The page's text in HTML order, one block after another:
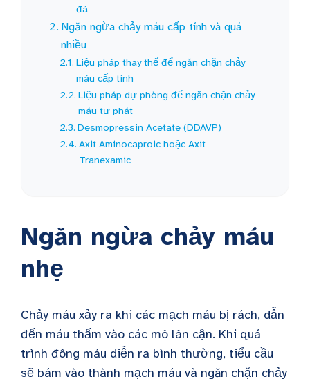
đá
Ngăn ngừa chảy máu cấp tính và quá
nhiều
Liệu pháp thay thế để ngăn chặn chảy
máu cấp tính
Liệu pháp dự phòng để ngăn chặn chảy
máu tự phát
Desmopressin Acetate (DDAVP)
Axit Aminocaproic hoặc Axit
Tranexamic
Ngăn ngừa chảy máu
nhẹ
Chảy máu xảy ra khi các mạch máu bị rách, dẫn
đến máu thấm vào các mô lân cận. Khi quá
trình đông máu diễn ra bình thường, tiểu cầu
sẽ bám vào thành mạch máu và ngăn chặn chảy